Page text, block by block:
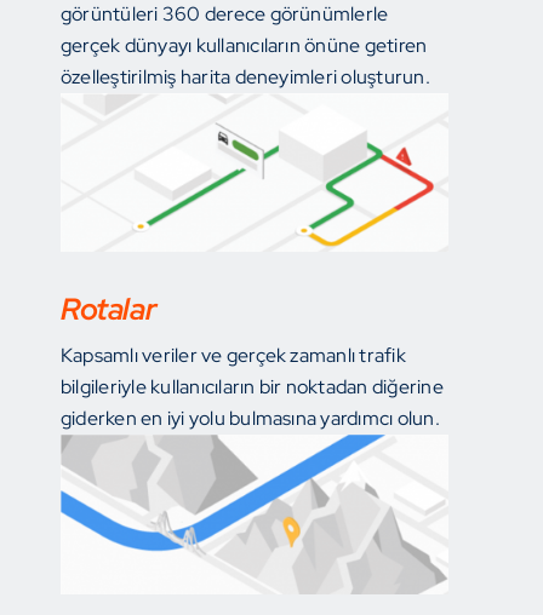
görüntüleri 360 derece görünümlerle
gerçek dünyayı kullanıcıların önüne getiren
özelleştirilmiş harita deneyimleri oluşturun.
Rotalar
Kapsamlı veriler ve gerçek zamanlı trafik
bilgileriyle kullanıcıların bir noktadan diğerine
giderken en iyi yolu bulmasına yardımcı olun.